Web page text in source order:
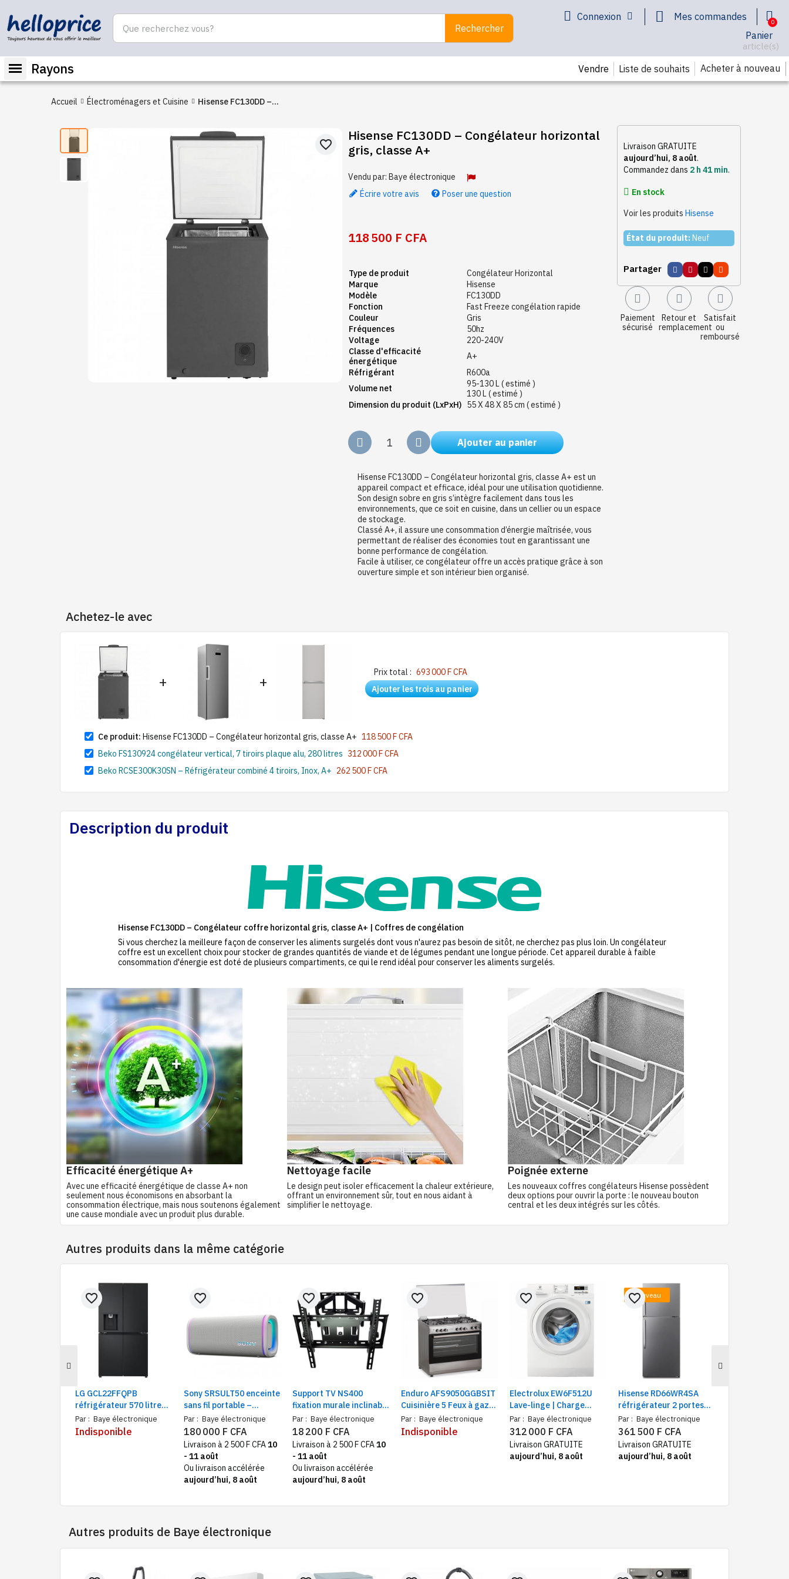
Rechercher
Connexion
Mes commandes
Panier
article(s)
Rayons Vendre Liste de souhaits Acheter à nouveau
Accueil Électroménagers et Cuisine
Hisense FC130DD –
classe A+
favorite_border
Hisense FC130DD – Congélateur horizontal
gris, classe A+
Vendu par:Baye électronique
Écrire votre avis
Poser une question
118 500 F CFA
Type de produit
Congélateur Horizontal
Marque
Hisense
Modèle
FC130DD
Fonction
Fast Freeze congélation rapide
Couleur
Gris
Fréquences
50hz
Voltage
220-240V
Classe d'efficacité
énergétique
A+
Réfrigérant
R600a
Volume net
95-130 L ( estimé )
130 L ( estimé )
Dimension du produit (LxPxH) 55 X 48 X 85 cm ( estimé )
Ajouter au panier
Hisense FC130DD – Congélateur horizontal gris, classe A+ est un
appareil compact et efficace, idéal pour une utilisation quotidienne.
Son design sobre en gris s’intègre facilement dans tous les
environnements, que ce soit en cuisine, dans un cellier ou un espace
de stockage.
Classé A+, il assure une consommation d’énergie maîtrisée, vous
permettant de réaliser des économies tout en garantissant une
bonne performance de congélation.
Facile à utiliser, ce congélateur offre un accès pratique grâce à son
ouverture simple et son intérieur bien organisé.
Livraison GRATUITE
aujourd’hui, 8 août.
Commandez dans 2 h 41 min.
En stock
Voir les produits Hisense
État du produit: Neuf
Partager
Paiement
sécurisé
Retour et
remplacement
Satisfait
ou
remboursé
Achetez-le avec
+ +
Prix total : 693 000 F CFA
Ajouter les trois au panier
Ce produit: Hisense FC130DD – Congélateur horizontal gris, classe A+ 118 500 F CFA
Beko FS130924 congélateur vertical, 7 tiroirs plaque alu, 280 litres 312 000 F CFA
Beko RCSE300K30SN – Réfrigérateur combiné 4 tiroirs, Inox, A+ 262 500 F CFA
Description du produit
Hisense FC130DD – Congélateur coffre horizontal gris, classe A+ | Coffres de congélation
Si vous cherchez la meilleure façon de conserver les aliments surgelés dont vous n'aurez pas besoin de sitôt, ne cherchez pas plus loin. Un congélateur
coffre est un excellent choix pour stocker de grandes quantités de viande et de légumes pendant une longue période. Cet appareil durable à faible
consommation d'énergie est doté de plusieurs compartiments, ce qui le rend idéal pour conserver les aliments surgelés.
Efficacité énergétique A+
Avec une efficacité énergétique de classe A+ non
seulement nous économisons en absorbant la
consommation électrique, mais nous soutenons également
une cause mondiale avec un produit plus durable.
Nettoyage facile
Le design peut isoler efficacement la chaleur extérieure,
offrant un environnement sûr, tout en nous aidant à
simplifier le nettoyage.
Poignée externe
Les nouveaux coffres congélateurs Hisense possèdent
deux options pour ouvrir la porte : le nouveau bouton
central et les deux intégrés sur les côtés.
Autres produits dans la même catégorie
LG GCL22FFQPB
réfrigérateur 570 litres
Side by Side 4 portes
noir | Frigo Américain
Par : Baye électronique
favorite_border
Indisponible
Sony SRSULT50 enceinte
sans fil portable –
Puissance 50W, ULT
power sound, Connexion
Bluetooth
Par : Baye électronique
favorite_border
180 000 F CFA
Livraison à 2 500 F CFA10
- 11 août
Ou livraison accélérée
aujourd’hui, 8 août
Support TV NS400
fixation murale inclinable
pour écrans 26-65
pouces
Par : Baye électronique
favorite_border
18 200 F CFA
Livraison à 2 500 F CFA10
- 11 août
Ou livraison accélérée
aujourd’hui, 8 août
Enduro AFS9050GGBSIT
Cuisinière 5 Feux à gaz
90X60 | Grill double
bouton
Par : Baye électronique
favorite_border
Indisponible
Electrolux EW6F512U
Lave-linge | Charge
frontale 10 KG, Blanc,
Classe d'efficacité A
Par : Baye électronique
favorite_border
312 000 F CFA
Livraison GRATUITE
aujourd’hui, 8 août
Nouveau
Hisense RD66WR4SA
réfrigérateur 2 portes
510 litres – Frigo et
congélateur haut
Inverter No Frost classe
A++
Par : Baye électronique
favorite_border
361 500 F CFA
Livraison GRATUITE
aujourd’hui, 8 août
Autres produits de Baye électronique